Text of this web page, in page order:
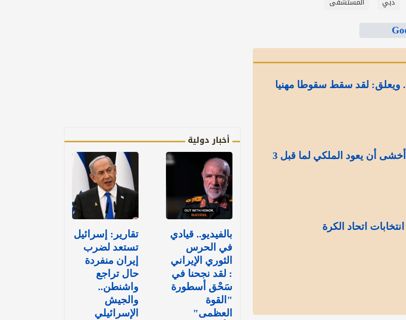
ويعلق: لقد سقط سقوطا مهنيا
القحطاني يقلق جماهير الأهلي: أخشى أن يعود الملكي لما قبل 3
اتحاد الكرة
أخبار دولية
بالفيديو.. قيادي
في الحرس
الثوري الإيراني
: لقد نجحنا في
سَحْق أسطورة
"القوة
العظمى"
تقارير: إسرائيل
تستعد لضرب
إيران منفردة
حال تراجع
واشنطن..
والجيش
الإسرائيلي